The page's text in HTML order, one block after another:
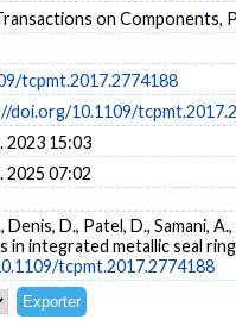
on Components,
tcpmt.2017.2774188
doi.org/10.1109/
2023 15:03
2025 07:02
Denis, D., Patel, D., Samani,
in integrated metallic seal
tcpmt.2017.2774188